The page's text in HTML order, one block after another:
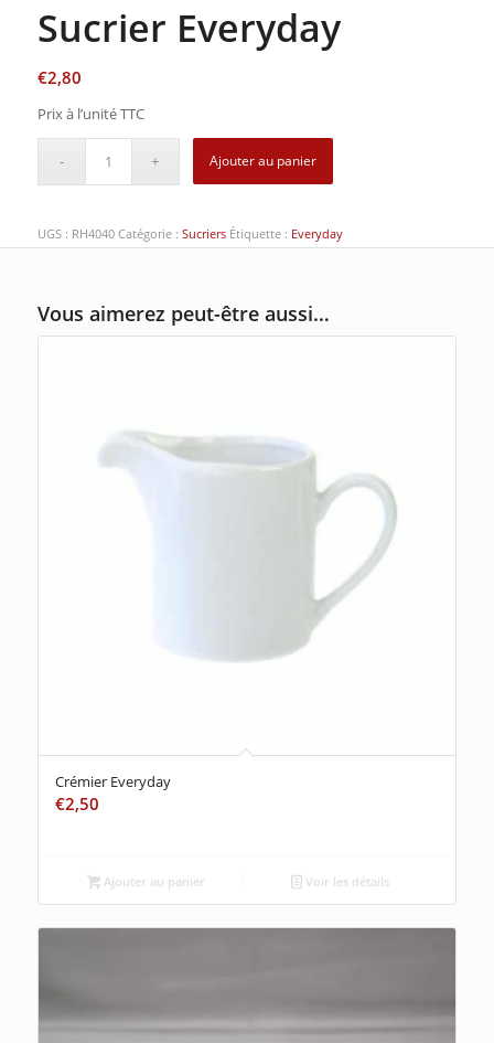
Sucrier Everyday
€2,80
Prix à l’unité TTC
Ajouter au panier
UGS : RH4040 Catégorie : Sucriers Étiquette : Everyday
Vous aimerez peut-être aussi…
Crémier Everyday
€2,50
Ajouter au panier Voir les détails